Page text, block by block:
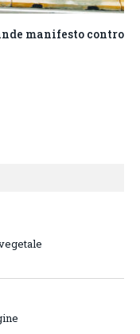
manifesto contro